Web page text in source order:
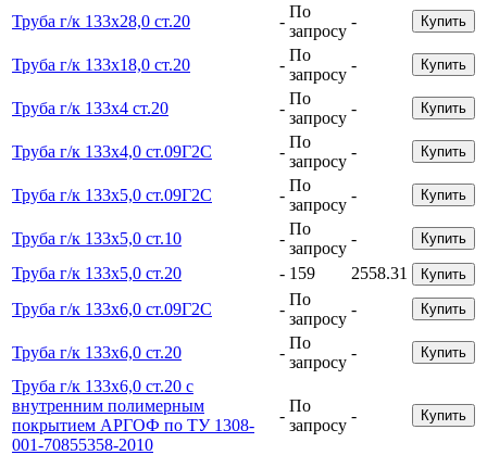
Труба г/к 133х28,0 ст.20 -
По
запросу
- Купить
Труба г/к 133х18,0 ст.20 -
По
запросу
- Купить
Труба г/к 133х4 ст.20 -
По
запросу
- Купить
Труба г/к 133х4,0 ст.09Г2С -
По
запросу
- Купить
Труба г/к 133х5,0 ст.09Г2С -
По
запросу
- Купить
Труба г/к 133х5,0 ст.10 -
По
запросу
- Купить
Труба г/к 133х5,0 ст.20 - 159 2558.31 Купить
Труба г/к 133х6,0 ст.09Г2С -
По
запросу
- Купить
Труба г/к 133х6,0 ст.20 -
По
запросу
- Купить
Труба г/к 133х6,0 ст.20 с
внутренним полимерным
покрытием АРГОФ по ТУ 1308-
001-70855358-2010
-
По
запросу
- Купить